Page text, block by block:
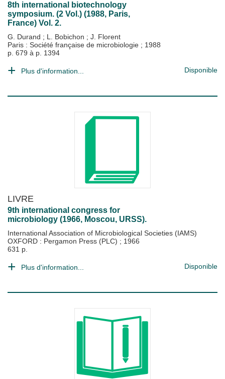
8th international biotechnology
symposium. (2 Vol.) (1988, Paris,
France) Vol. 2.
G. Durand ; L. Bobichon ; J. Florent
Paris : Société française de microbiologie ; 1988
p. 679 à p. 1394
Plus d'information... Disponible
LIVRE
9th international congress for
microbiology (1966, Moscou, URSS).
International Association of Microbiological Societies (IAMS)
OXFORD : Pergamon Press (PLC) ; 1966
631 p.
Plus d'information... Disponible